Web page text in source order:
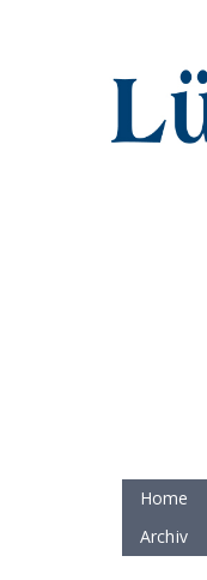
Home
Archiv